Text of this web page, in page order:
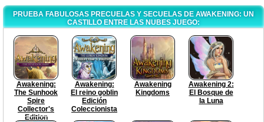
PRUEBA FABULOSAS PRECUELAS Y SECUELAS DE AWAKENING: UN
CASTILLO ENTRE LAS NUBES JUEGO:
Awakening:
The Sunhook
Spire
Collector's
Edition
Awakening:
El reino goblin
Edición
Coleccionista
Awakening
Kingdoms
Awakening 2:
El Bosque de
la Luna